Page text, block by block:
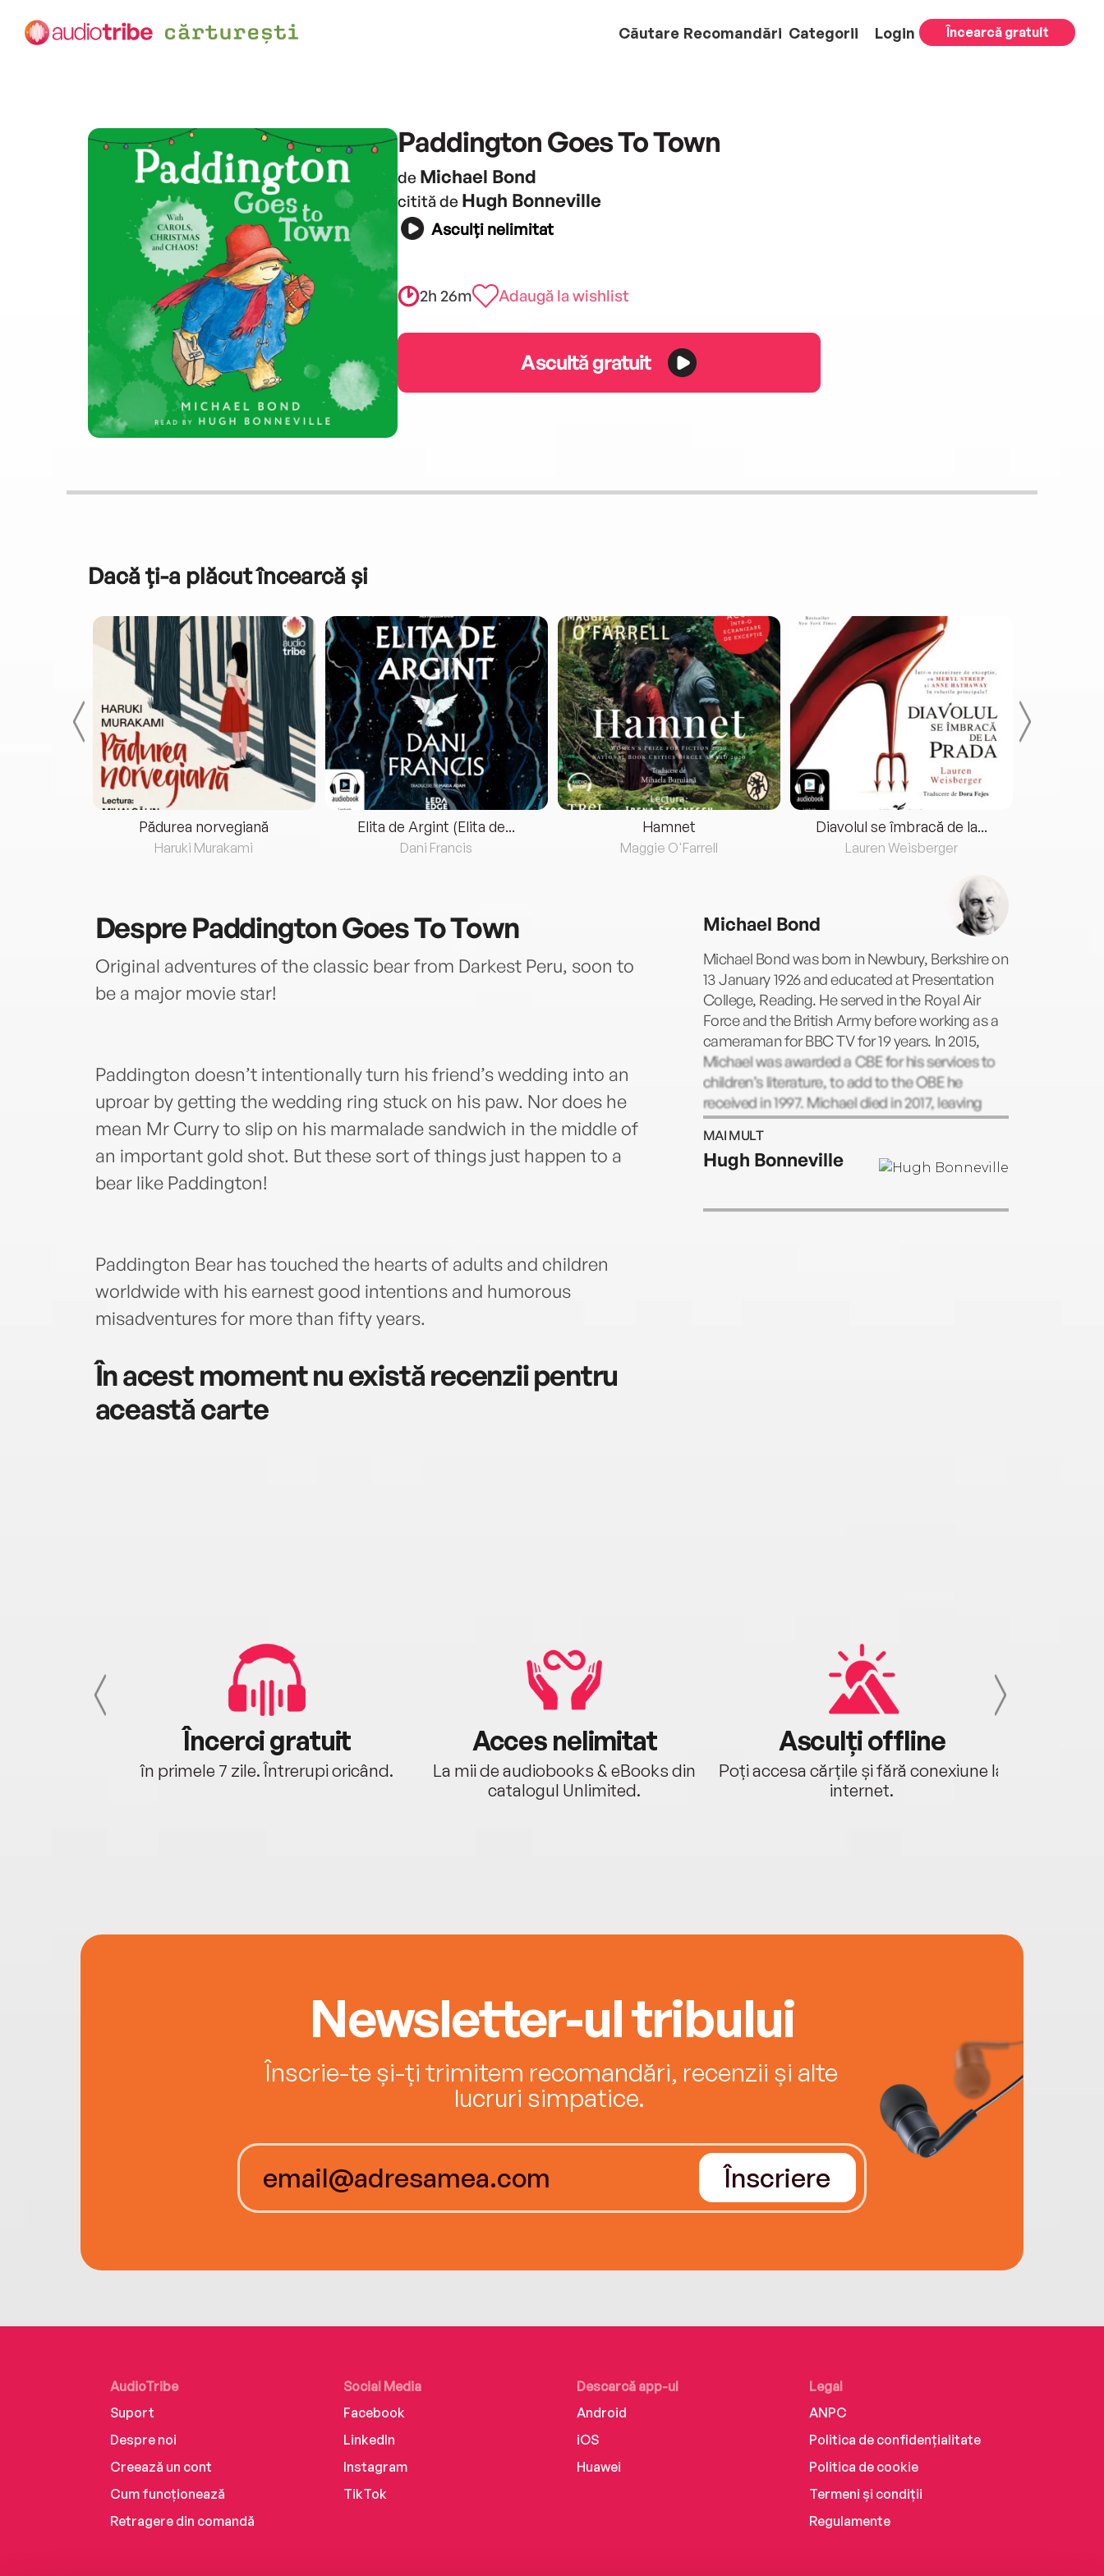
Căutare Recomandări Categorii Login Încearcă gratuit
Paddington Goes To Town
de Michael Bond
citită de Hugh Bonneville
Asculți nelimitat
2h 26m Adaugă la wishlist
Ascultă gratuit
Dacă ți-a plăcut încearcă și
Pădurea norvegiană
Haruki Murakami
Elita de Argint (Elita de...
Dani Francis
Hamnet
Maggie O'Farrell
Diavolul se îmbracă de la...
Lauren Weisberger
DesprePaddington Goes To Town
Original adventures of the classic bear from Darkest Peru, soon to
be a major movie star!
Paddington doesn’t intentionally turn his friend’s wedding into an
uproar by getting the wedding ring stuck on his paw. Nor does he
mean Mr Curry to slip on his marmalade sandwich in the middle of
an important gold shot. But these sort of things just happen to a
bear like Paddington!
Paddington Bear has touched the hearts of adults and children
worldwide with his earnest good intentions and humorous
misadventures for more than fifty years.
În acest moment nu există recenzii pentru
această carte
Michael Bond
Michael Bond was born in Newbury, Berkshire on
13 January 1926 and educated at Presentation
College, Reading. He served in the Royal Air
Force and the British Army before working as a
cameraman for BBC TV for 19 years. In 2015,
Michael was awarded a CBE for his services to
children’s literature, to add to the OBE he
received in 1997. Michael died in 2017, leaving
behind one of the great literary legacies of our
time.
MAI MULT
Hugh Bonneville
Încerci gratuit
în primele 7 zile. Întrerupi oricând.
Acces nelimitat
La mii de audiobooks & eBooks din
catalogul Unlimited.
Asculți offline
Poți accesa cărțile și fără conexiune la
internet.
Newsletter-ul tribului
Înscrie-te și-ți trimitem recomandări, recenzii și alte
lucruri simpatice.
Înscriere
AudioTribe
Suport
Despre noi
Creează un cont
Cum funcționează
Retragere din comandă
Social Media
Facebook
LinkedIn
Instagram
TikTok
Descarcă app-ul
Android
iOS
Huawei
Legal
ANPC
Politica de confidențialitate
Politica de cookie
Termeni și condiții
Regulamente